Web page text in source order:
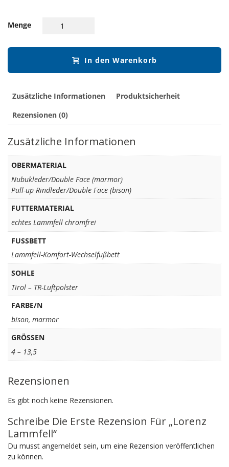
Menge
In den Warenkorb
Zusätzliche Informationen
Produktsicherheit
Rezensionen (0)
Zusätzliche Informationen
OBERMATERIAL
Nubukleder/Double Face (marmor)
Pull-up Rindleder/Double Face (bison)
FUTTERMATERIAL
echtes Lammfell chromfrei
FUSSBETT
Lammfell-Komfort-Wechselfußbett
SOHLE
Tirol – TR-Luftpolster
FARBE/N
bison, marmor
GRÖSSEN
4 – 13,5
Rezensionen
Es gibt noch keine Rezensionen.
Schreibe Die Erste Rezension Für „Lorenz
Lammfell“
Du musst angemeldet sein, um eine Rezension veröffentlichen
zu können.